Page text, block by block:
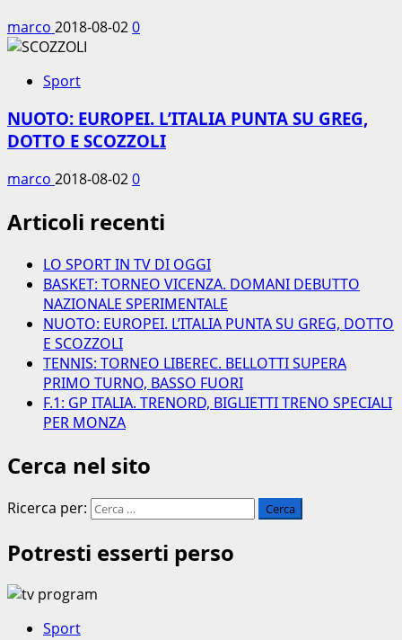
marco 2018-08-020
Sport
NUOTO: EUROPEI. L’ITALIA PUNTA SU GREG,
DOTTO E SCOZZOLI
marco 2018-08-020
Articoli recenti
LO SPORT IN TV DI OGGI
BASKET: TORNEO VICENZA. DOMANI DEBUTTO
NAZIONALE SPERIMENTALE
NUOTO: EUROPEI. L’ITALIA PUNTA SU GREG, DOTTO
E SCOZZOLI
TENNIS: TORNEO LIBEREC. BELLOTTI SUPERA
PRIMO TURNO, BASSO FUORI
F.1: GP ITALIA. TRENORD, BIGLIETTI TRENO SPECIALI
PER MONZA
Cerca nel sito
Ricerca per:
Potresti esserti perso
Sport